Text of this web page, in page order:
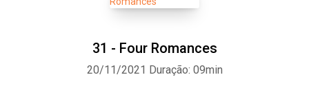
31 - Four Romances
20/11/2021 Duração: 09min